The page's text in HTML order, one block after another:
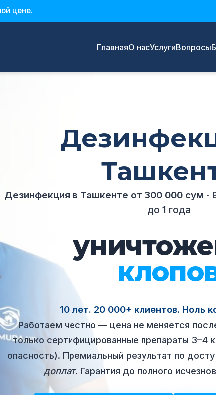
цене.
ГлавнаяО насУслугиВопросы
Дезинфекция в Ташкенте от 300 000 сум ·
до 1 года
10 лет. 20 000+ клиентов. Ноль
Работаем честно — цена не меняется
только сертифицированные препараты 3–4
опасность). Премиальный результат по
доплат. Гарантия до полного